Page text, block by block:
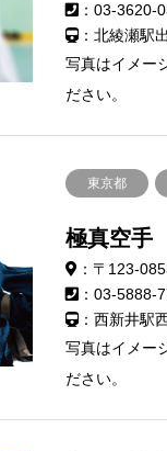
：03-3620-
：北綾瀬駅
写真はイメー
ださい。
東京都
極真空手
：〒123-
：03-5888-
：西新井駅
写真はイメー
ださい。